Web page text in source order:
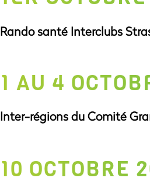
Rando santé Interclubs
1 AU 4
Inter-régions du Comité
10 OCTOBRE